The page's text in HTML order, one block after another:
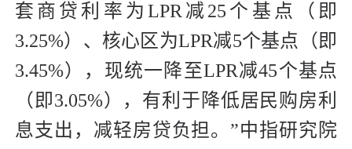
套商贷利率为LPR减25个基点（即
3.25%）、核心区为LPR减5个基点（即
3.45%），现统一降至LPR减45个基点
（即3.05%），有利于降低居民购房利
息支出，减轻房贷负担。”中指研究院